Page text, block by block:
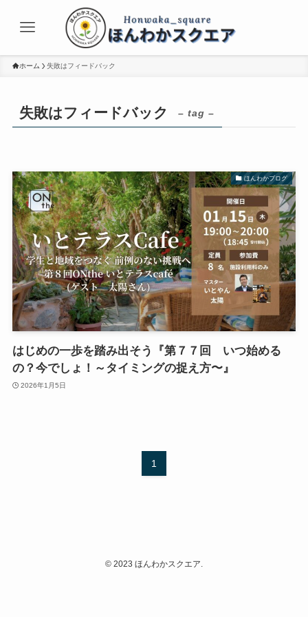
ホーム 失敗はフィードバック
失敗はフィードバック – tag –
ほんわかブログ
はじめの一歩を踏み出そう『第７７回 いつ始める
の？今でしょ！～タイミングの捉え方〜』
2026年1月5日
1
© 2023 ほんわかスクエア.